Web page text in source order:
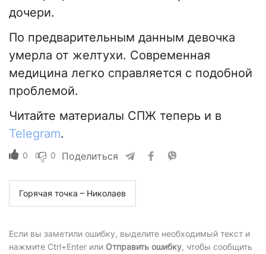
дочери.
По предварительным данным девочка
умерла от желтухи. Современная
медицина легко справляется с подобной
проблемой.
Читайте материалы СПЖ теперь и в
Telegram.
0 0 Поделиться
Горячая точка – Николаев
Если вы заметили ошибку, выделите необходимый текст и
нажмите Ctrl+Enter или Отправить ошибку, чтобы сообщить